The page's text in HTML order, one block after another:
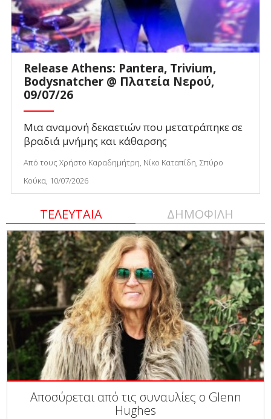
Release Athens: Pantera, Trivium,
Bodysnatcher @ Πλατεία Νερού,
09/07/26
Μια αναμονή δεκαετιών που μετατράπηκε σε
βραδιά μνήμης και κάθαρσης
Από τους Χρήστο Καραδημήτρη, Νίκο Καταπίδη, Σπύρο
Κούκα, 10/07/2026
ΤΕΛΕΥΤΑΙΑ ΔΗΜΟΦΙΛΗ
Αποσύρεται από τις συναυλίες ο Glenn
Hughes